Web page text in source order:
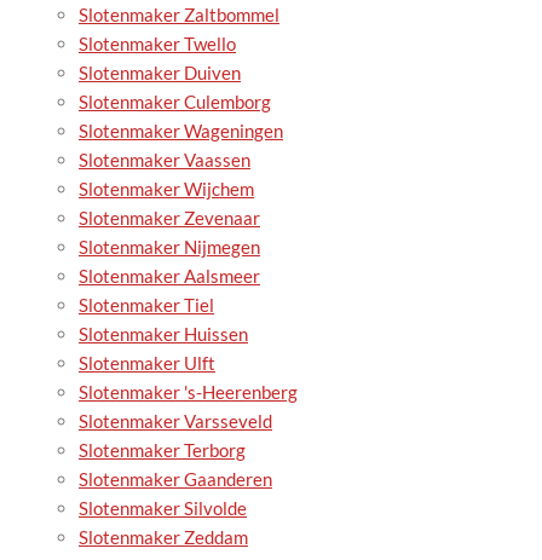
Slotenmaker Zaltbommel
Slotenmaker Twello
Slotenmaker Duiven
Slotenmaker Culemborg
Slotenmaker Wageningen
Slotenmaker Vaassen
Slotenmaker Wijchem
Slotenmaker Zevenaar
Slotenmaker Nijmegen
Slotenmaker Aalsmeer
Slotenmaker Tiel
Slotenmaker Huissen
Slotenmaker Ulft
Slotenmaker 's-Heerenberg
Slotenmaker Varsseveld
Slotenmaker Terborg
Slotenmaker Gaanderen
Slotenmaker Silvolde
Slotenmaker Zeddam